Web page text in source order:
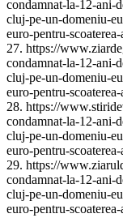
condamnat-la-12-ani-
cluj-pe-un-domeniu-
euro-pentru-
27. https://
condamnat-la-12-ani-
cluj-pe-un-domeniu-
euro-pentru-
28. https://
condamnat-la-12-ani-
cluj-pe-un-domeniu-
euro-pentru-
29. https://
condamnat-la-12-ani-
cluj-pe-un-domeniu-
euro-pentru-